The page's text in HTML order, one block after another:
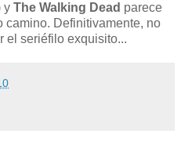
y The Walking Dead parece
camino. Definitivamente, no
el seriéfilo exquisito...